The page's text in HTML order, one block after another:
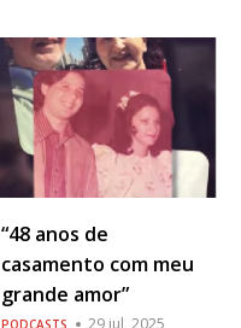
“48 anos de
casamento com meu
grande amor”
PODCASTS